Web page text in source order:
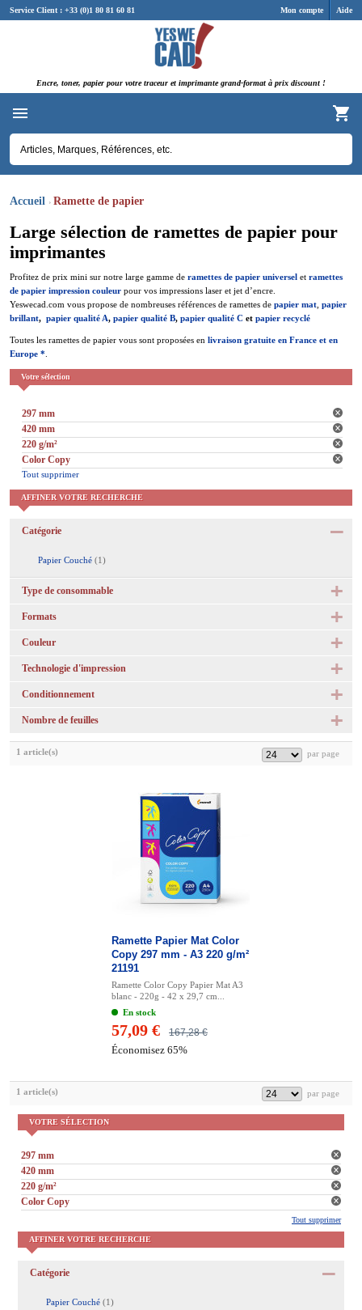
Mon compte Aide
Service Client : +33 (0)1 80 81 60 81
Encre, toner, papier pour votre traceur et imprimante grand-format à prix discount !
VOTRE SÉLECTION
297 mm
420 mm
220 g/m²
Color Copy
Tout supprimer
AFFINER VOTRE RECHERCHE
Catégorie
Papier Couché (1)
Accueil Ramette de papier
Large sélection de ramettes de papier pour
imprimantes
Profitez de prix mini sur notre large gamme de ramettes de papier universel et ramettes
de papier impression couleur pour vos impressions laser et jet d’encre.
Yeswecad.com vous propose de nombreuses références de ramettes de papier mat papier
brillant, papier qualité A, papier qualité B, papier qualité C et papier recyclé
Toutes les ramettes de papier vous sont proposées en livraison gratuite en France et en
Europe *
Votre sélection
297 mm
420 mm
220 g/m²
Color Copy
Tout supprimer
AFFINER VOTRE RECHERCHE
Catégorie
Papier Couché (1)
Type de consommable
Formats
Couleur
Technologie d'impression
Conditionnement
Nombre de feuilles
1 article(s)
Ramette Papier Mat Color
Copy 297 mm - A3 220 g/m²
21191
Ramette Color Copy Papier Mat A3
blanc - 220g - 42 x 29,7 cm...
En stock
167,28 €
57,09 €
Économisez 65%
1 article(s)
Panneau de gestion des cookies